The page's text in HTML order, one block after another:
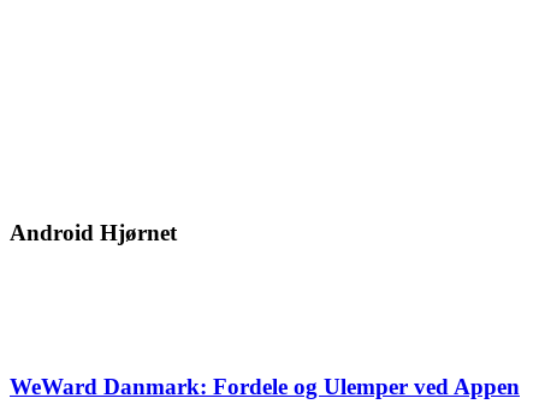
Android Hjørnet
WeWard Danmark: Fordele og Ulemper ved Appen